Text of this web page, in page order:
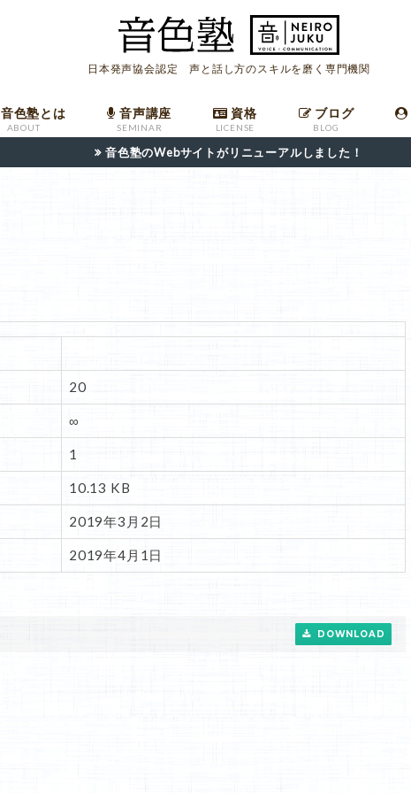
日本発声協会認定 声と話し方のスキルを磨く専門機関
ABOUT
音色塾とは
有料メールマガジン
SEMINAR
音声講座
音声講座バックナンバー
発声指導者マニュアル
職場で高評価を受けるための共鳴発声法
LICENSE
資格
発声指導者資格申請フォーム
日本語話し方検定申請フォーム
BLOG
ブログ
音色塾のWebサイトがリニューアルしました！
20
∞
1
10.13 KB
2019年3月2日
2019年4月1日
DOWNLOAD